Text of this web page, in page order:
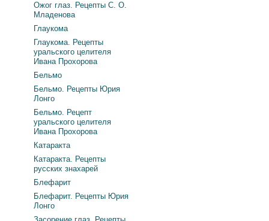
Ожог глаз. Рецепты С. О.
Младенова
Глаукома
Глаукома. Рецепты
уральского целителя
Ивана Прохорова
Бельмо
Бельмо. Рецепты Юрия
Лонго
Бельмо. Рецепт
уральского целителя
Ивана Прохорова
Катаракта
Катаракта. Рецепты
русских знахарей
Блефарит
Блефарит. Рецепты Юрия
Лонго